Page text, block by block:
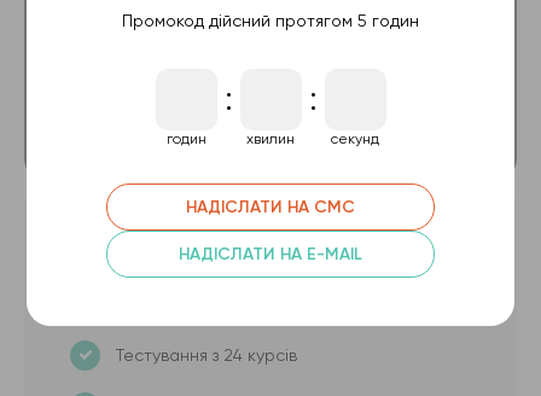
Преміум Plus
Тестування з 24 курсів
Промокод дійсний протягом 5 годин
годин
:
хвилин
:
секунд
НАДІСЛАТИ НА СМС
НАДІСЛАТИ НА E-MAIL